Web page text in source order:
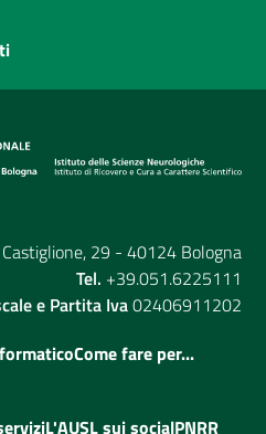
29 - 40124 Bologna
Tel. +39.051.6225111
e Partita Iva02406911202
Come fare per...
L'AUSL sui socialPNRR